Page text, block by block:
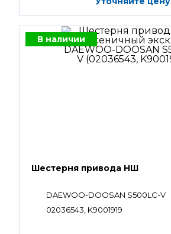
В наличии
Шестерня привода НШ
DAEWOO-DOOSAN S500LC-V
02036543, K9001919